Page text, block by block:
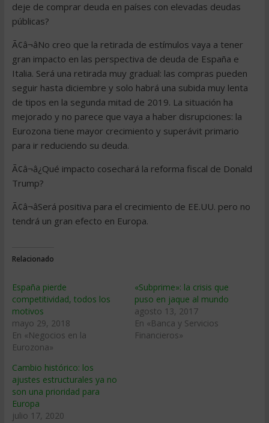
deje de comprar deuda en países con elevadas deudas
públicas?
Ã¢â¬âNo creo que la retirada de estímulos vaya a tener
gran impacto en las perspectiva de deuda de España e
Italia. Será una retirada muy gradual: las compras pueden
seguir hasta diciembre y solo habrá una subida muy lenta
de tipos en la segunda mitad de 2019. La situación ha
mejorado y no parece que vaya a haber disrupciones: la
Eurozona tiene mayor crecimiento y superávit primario
para ir reduciendo su deuda.
Ã¢â¬â¿Qué impacto cosechará la reforma fiscal de Donald
Trump?
Ã¢â¬âSerá positiva para el crecimiento de EE.UU. pero no
tendrá un gran efecto en Europa.
Relacionado
España pierde
competitividad, todos los
motivos
mayo 29, 2018
En «Negocios en la
Eurozona»
«Subprime»: la crisis que
puso en jaque al mundo
agosto 13, 2017
En «Banca y Servicios
Financieros»
Cambio histórico: los
ajustes estructurales ya no
son una prioridad para
Europa
julio 17, 2020